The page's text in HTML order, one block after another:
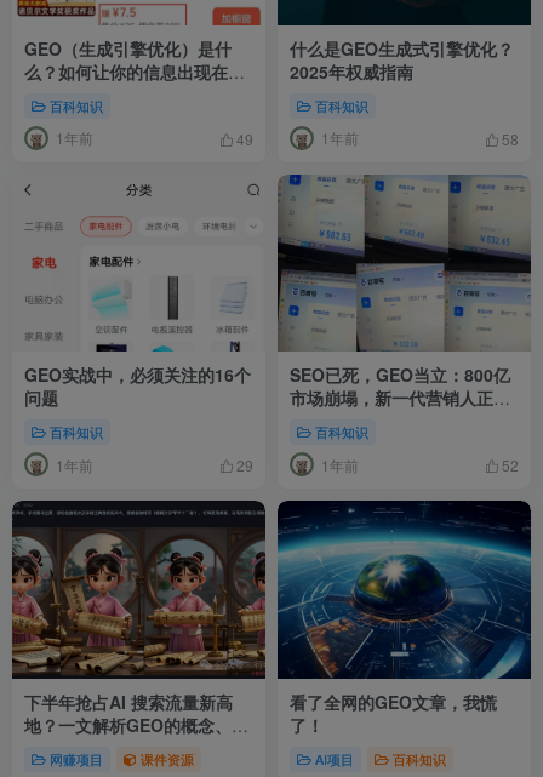
GEO（生成引擎优化）是什
么？如何让你的信息出现在AI
百科知识
1年前 49
什么是GEO生成式引擎优化？
2025年权威指南
百科知识
1年前 58
GEO实战中，必须关注的16个
问题
百科知识
1年前 29
SEO已死，GEO当立：800亿
市场崩塌，新一代营销人正在
闷声发财
百科知识
1年前 52
下半年抢占AI 搜索流量新高
地？一文解析GEO的概念、原
理和优化
网赚项目 课件资源
看了全网的GEO文章，我慌
了！
AI项目 百科知识